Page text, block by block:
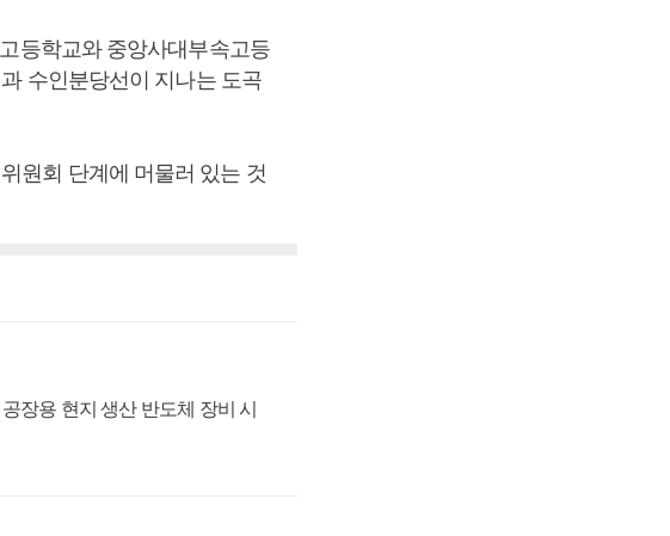
등학교와 중앙사대부속고등
수인분당선이 지나는 도곡
원회 단계에 머물러 있는 것
장용 현지 생산 반도체 장비 시